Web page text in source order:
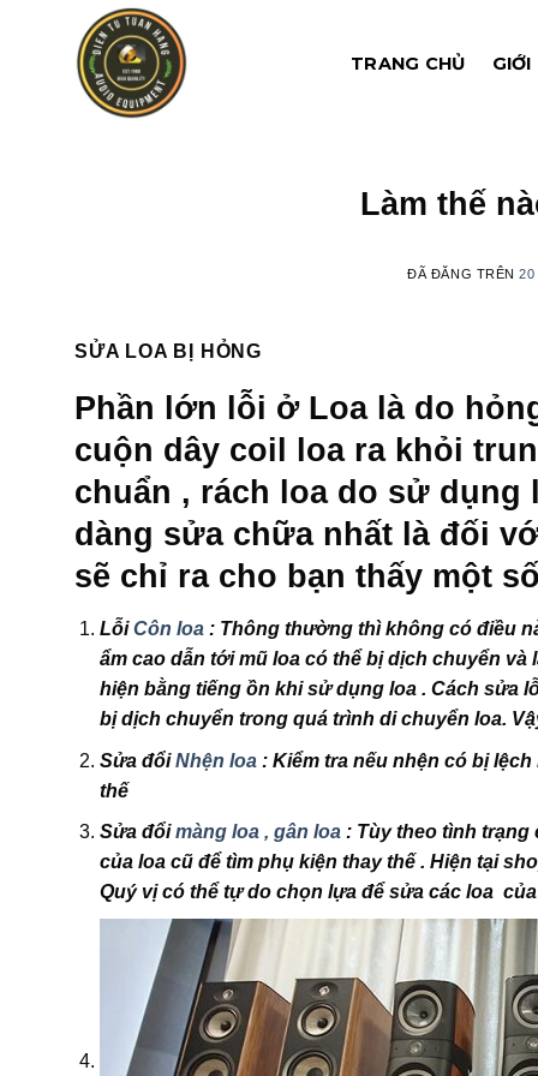
TRANG CHỦ GIỚI
Làm thế
ĐÃ ĐĂNG TRÊN20
SỬA LOA BỊ HỎNG
Phần lớn lỗi ở Loa là do
cuộn dây coil loa ra khỏi
chuẩn , rách loa do sử dụng
dàng sửa chữa nhất là đối
sẽ chỉ ra cho bạn thấy một
LỗiCôn loa: Thông thường thì không có điều
ẩm cao dẫn tới mũ loa có thể bị dịch chuyển
hiện bằng tiếng ồn khi sử dụng loa . Cách sửa
bị dịch chuyển trong quá trình di chuyển loa.
Sửa đổiNhện loa: Kiểm tra nếu nhện có bị lệch
thế
Sửa đổimàng loa , gân loa: Tùy theo tình trạng
của loa cũ để tìm phụ kiện thay thế . Hiện tại
Quý vị có thể tự do chọn lựa để sửa các loa